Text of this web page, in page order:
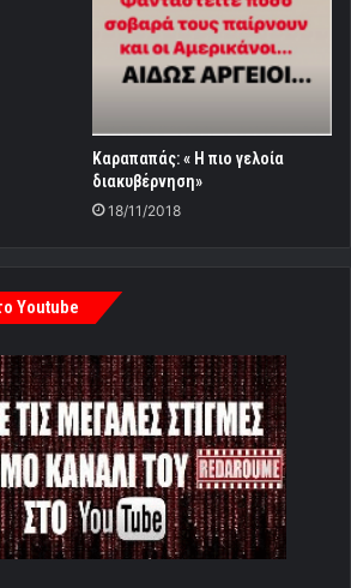
Kαραπαπάς: « Η πιο γελοία
διακυβέρνηση»
18/11/2018
Youtube